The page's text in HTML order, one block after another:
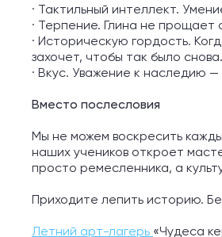
· Тактильный интеллект.
· Терпение. Глина не
· Историческую гордость.
захочет, чтобы так было снова.
· Вкус. Уважение к наследию
Вместо послесловия
Мы не можем воскресить
наших учеников откроет
просто ремесленника, а
Приходите лепить историю.
Летний арт-лагерь «Чудеса